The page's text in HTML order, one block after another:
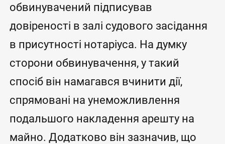
обвинувачений підписував
довіреності в залі судового засідання
в присутності нотаріуса. На думку
сторони обвинувачення, у такий
спосіб він намагався вчинити дії,
спрямовані на унеможливлення
подальшого накладення арешту на
майно. Додатково він зазначив, що